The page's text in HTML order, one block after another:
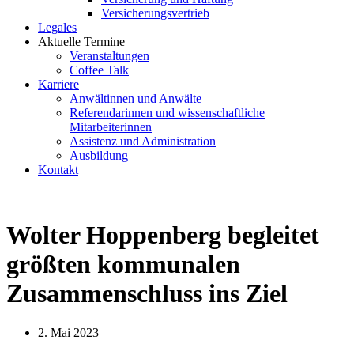
Versicherungsvertrieb
Legales
Aktuelle Termine
Veranstaltungen
Coffee Talk
Karriere
Anwältinnen und Anwälte
Referendarinnen und wissenschaftliche
Mitarbeiterinnen
Assistenz und Administration
Ausbildung
Kontakt
Wolter Hoppenberg begleitet
größten kommunalen
Zusammenschluss ins Ziel
2. Mai 2023